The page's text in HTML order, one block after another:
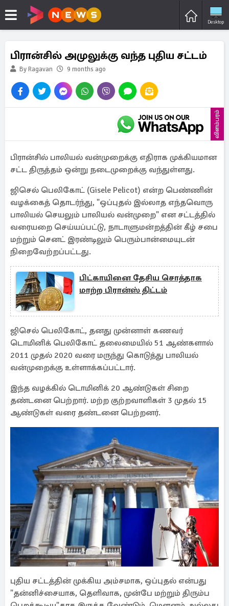
Desktop
பிரான்சில் அமுலுக்கு வந்த புதிய சட்டம்
By Ragavan 9 months ago
விளம்பரம்
பிரான்சில் பாலியல் வன்முறைக்கு எதிராக முக்கியமான
சட்ட திருத்தம் ஒன்று நடைமுறைக்கு வந்துள்ளது.
ஜிசெல் பெலிகோட் (Gisele Pelicot) என்ற பெண்ணின்
வழக்கைத் தொடர்ந்து, "ஒப்புதல் இல்லாத எந்தவொரு
பாலியல் செயலும் பாலியல் வன்முறை" என சட்டத்தில்
வரையறை செய்யப்பட்டு, நாடாளுமன்றத்தின் கீழ் சபை
மற்றும் செனட் இரண்டிலும் பெரும்பான்மையுடன்
நிறைவேற்றப்பட்டது.
பிட்காயினை தேசிய சொத்தாக
மாற்ற பிரான்ஸ் திட்டம்
ஜிசெல் பெலிகோட், தனது முன்னாள் கணவர்
டொமினிக் பெலிகோட் தலைமையில் 51 ஆண்களால்
2011 முதல் 2020 வரை மருந்து கொடுத்து பாலியல்
வன்முறைக்கு உள்ளாக்கப்பட்டார்.
இந்த வழக்கில் டொமினிக் 20 ஆண்டுகள் சிறை
தண்டனை பெற்றார். மற்ற குற்றவாளிகள் 3 முதல் 15
ஆண்டுகள் வரை தண்டனை பெற்றனர்.
புதிய சட்டத்தின் முக்கிய அம்சமாக, ஒப்புதல் என்பது
"தன்னிச்சையாக, தெளிவாக, முன்பே மற்றும் திரும்ப